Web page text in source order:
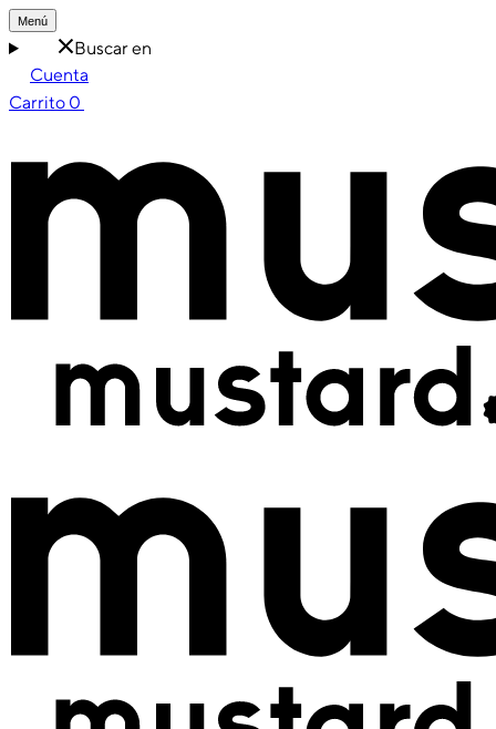
Menú
Buscar en
Cuenta
Carrito 0